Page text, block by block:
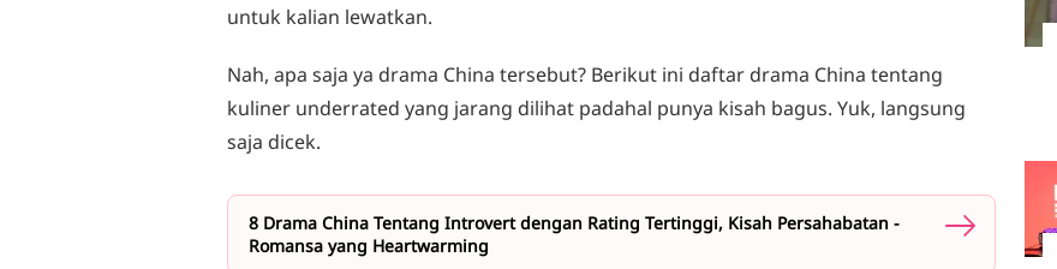
untuk kalian lewatkan.
Nah, apa saja ya drama China tersebut? Berikut ini daftar drama China tentang
kuliner underrated yang jarang dilihat padahal punya kisah bagus. Yuk, langsung
saja dicek.
8 Drama China Tentang Introvert dengan Rating Tertinggi, Kisah Persahabatan -
Romansa yang Heartwarming